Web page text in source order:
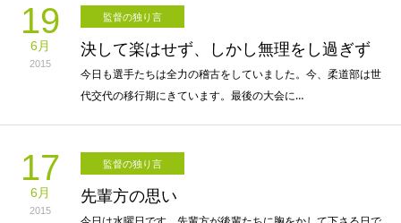
19
6月
2015
監督の独り言
決して楽はせず、しかし無理をし過ぎず
今日も選手たちは全力の稽古をしていました。今、柔道部は世
代交代の移行期にきています。最後の大会に…
17
6月
2015
監督の独り言
先輩方の思い